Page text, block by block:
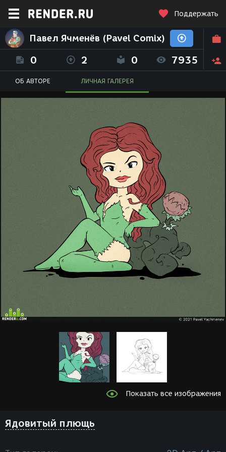
Поддержать
Павел Ячменёв (Pavel Comix)
0 2 0 7935
ОБ АВТОРЕ ЛИЧНАЯ ГАЛЕРЕЯ
Показать все изображения
Ядовитый плющь